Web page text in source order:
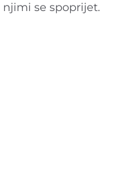
njimi se spoprijet.